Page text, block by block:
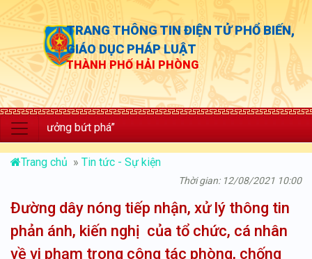
TRANG THÔNG TIN ĐIỆN TỬ PHỔ BIẾN,
GIÁO DỤC PHÁP LUẬT
THÀNH PHỐ HẢI PHÒNG
bứt phá”
Trang chủ » Tin tức - Sự kiện
Thời gian: 12/08/2021 10:00
Đường dây nóng tiếp nhận, xử lý thông tin
phản ánh, kiến nghị của tổ chức, cá nhân
về vi phạm trong công tác phòng, chống